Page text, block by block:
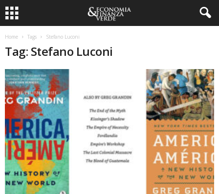
Home Tags Stefano Luconi
Tag: Stefano Luconi